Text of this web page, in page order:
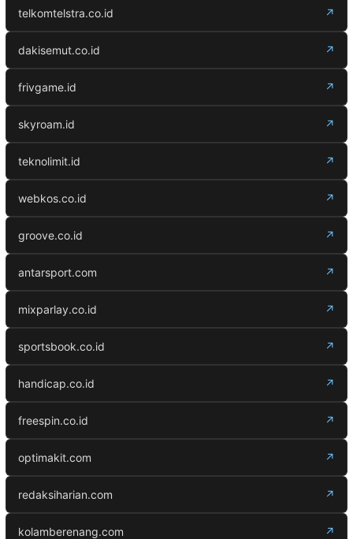
telkomtelstra.co.id ↗
dakisemut.co.id ↗
frivgame.id ↗
skyroam.id ↗
teknolimit.id ↗
webkos.co.id ↗
groove.co.id ↗
antarsport.com ↗
mixparlay.co.id ↗
sportsbook.co.id ↗
handicap.co.id ↗
freespin.co.id ↗
optimakit.com ↗
redaksiharian.com ↗
kolamberenang.com ↗